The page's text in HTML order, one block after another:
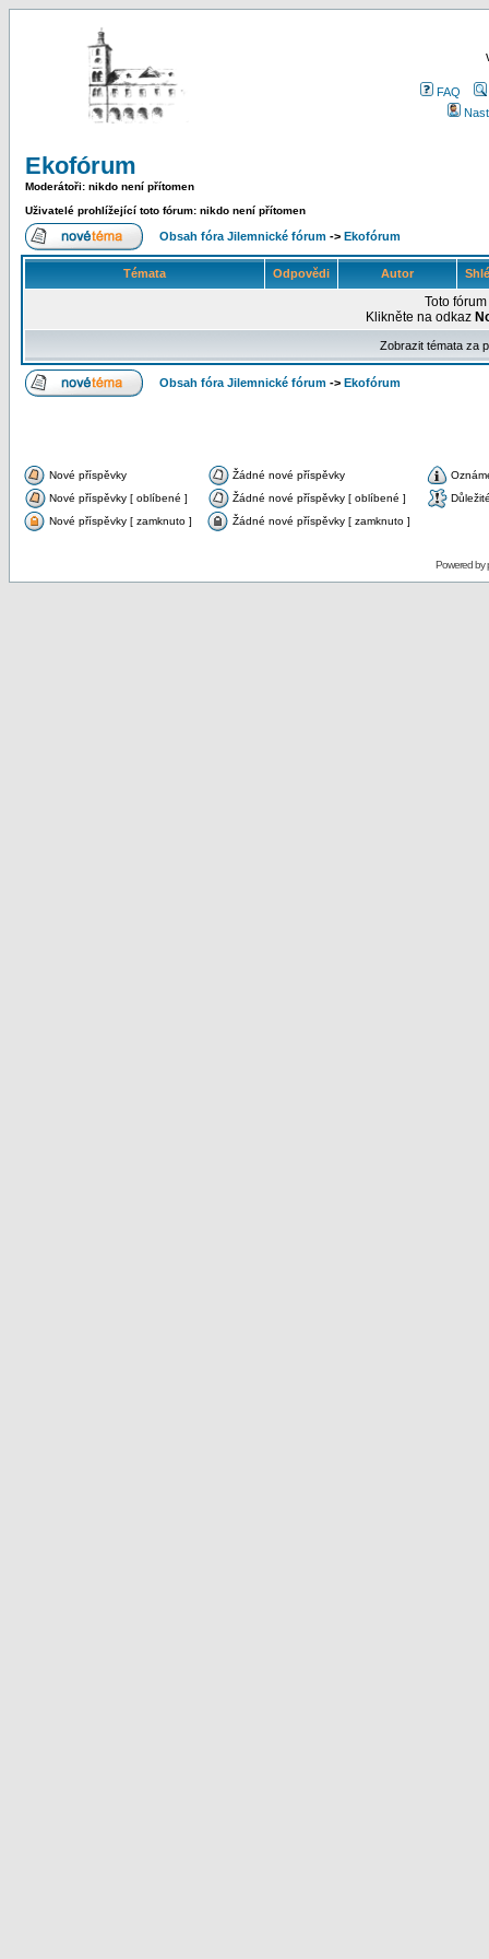
FAQ
Ekofórum
Moderátoři: nikdo není přítomen
Uživatelé prohlížející toto fórum: nikdo není přítomen
Obsah fóra Jilemnické fórum -> Ekofórum
Témata Odpovědi Autor
Toto
Klikněte na odkaz
Zobrazit témata za
Obsah fóra Jilemnické fórum -> Ekofórum
Nové příspěvky Žádné nové příspěvky
Nové příspěvky [ oblíbené ]
Žádné nové příspěvky [ oblíbené ]
Nové příspěvky [ zamknuto ]
Žádné nové příspěvky [ zamknuto ]
Powered by